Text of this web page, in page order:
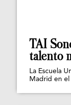
TAI
talento
La Escuela
Madrid en